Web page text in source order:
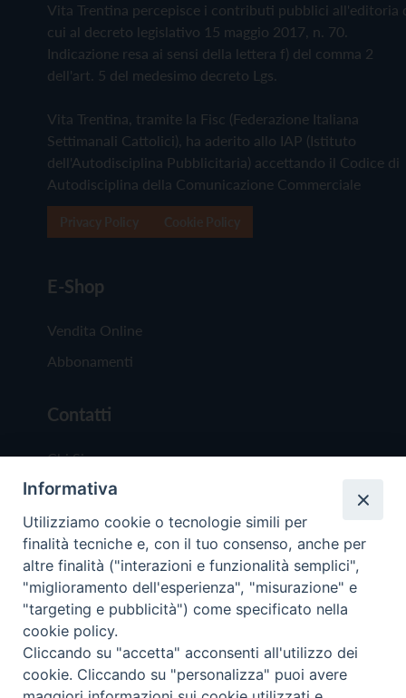
Vita Trentina percepisce i contributi pubblici all'editoria
cui al decreto legislativo 15 maggio 2017, n. 70.
Indicazione resa ai sensi della lettera f) del comma 2
dell'art. 5 del medesimo decreto Lgs.
Vita Trentina, tramite la Fisc (Federazione Italiana
Settimanali Cattolici), ha aderito allo IAP (Istituto
dell'Autodisciplina Pubblicitaria) accettando il Codice di
Autodisciplina della Comunicazione Commerciale
E-Shop
Vendita Online
Abbonamenti
Contatti
Chi Siamo
Redazione
Scrivici
Copyright © 2019 - Tutti i diritti riservati - Vita
Trentina Editrice
Informativa
Utilizziamo cookie o tecnologie simili per
finalità tecniche e, con il tuo consenso, anche per
altre finalità ("interazioni e funzionalità semplici",
"miglioramento dell'esperienza", "misurazione" e
"targeting e pubblicità") come specificato nella
cookie policy.
Cliccando su "accetta" acconsenti all'utilizzo dei
cookie. Cliccando su "personalizza" puoi avere